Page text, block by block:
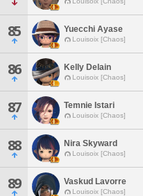
85 Yuecchi Ayase
Louisoix [Chaos]
86 Kelly Delain
Louisoix [Chaos]
87 Temnie Istari
Louisoix [Chaos]
88 Nira Skyward
Louisoix [Chaos]
89 Vaskud Lavorre
Louisoix [Chaos]